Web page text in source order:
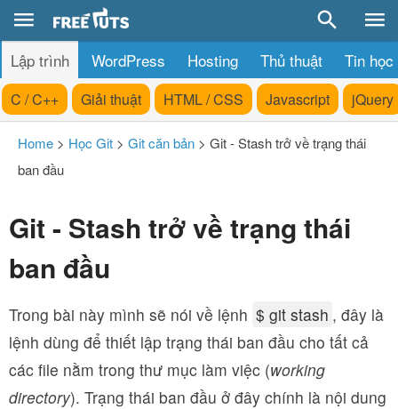
Lập trình WordPress Hosting Thủ thuật Tin học
C / C++ Giải thuật HTML / CSS Javascript jQuery
Home > Học Git > Git căn bản > Git - Stash trở về trạng thái
ban đầu
Git - Stash trở về trạng thái
ban đầu
Trong bài này mình sẽ nói về lệnh $ git stash , đây là
lệnh dùng để thiết lập trạng thái ban đầu cho tất cả
các file nằm trong thư mục làm việc (working
directory). Trạng thái ban đầu ở đây chính là nội dung